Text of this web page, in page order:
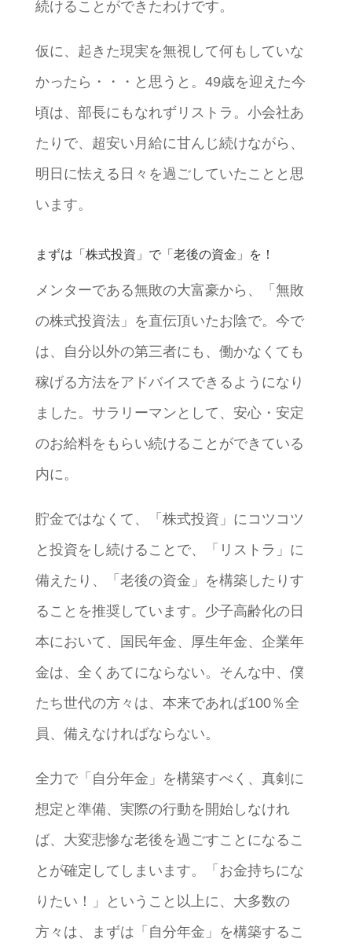
続けることができたわけです。
仮に、起きた現実を無視して何もしていな
かったら・・・と思うと。49歳を迎えた今
頃は、部長にもなれずリストラ。小会社あ
たりで、超安い月給に甘んじ続けながら、
明日に怯える日々を過ごしていたことと思
います。
まずは「株式投資」で「老後の資金」を！
メンターである無敗の大富豪から、「無敗
の株式投資法」を直伝頂いたお陰で。今で
は、自分以外の第三者にも、働かなくても
稼げる方法をアドバイスできるようになり
ました。サラリーマンとして、安心・安定
のお給料をもらい続けることができている
内に。
貯金ではなくて、「株式投資」にコツコツ
と投資をし続けることで、「リストラ」に
備えたり、「老後の資金」を構築したりす
ることを推奨しています。少子高齢化の日
本において、国民年金、厚生年金、企業年
金は、全くあてにならない。そんな中、僕
たち世代の方々は、本来であれば100％全
員、備えなければならない。
全力で「自分年金」を構築すべく、真剣に
想定と準備、実際の行動を開始しなけれ
ば、大変悲惨な老後を過ごすことになるこ
とが確定してしまいます。「お金持ちにな
りたい！」ということ以上に、大多数の
方々は、まずは「自分年金」を構築するこ